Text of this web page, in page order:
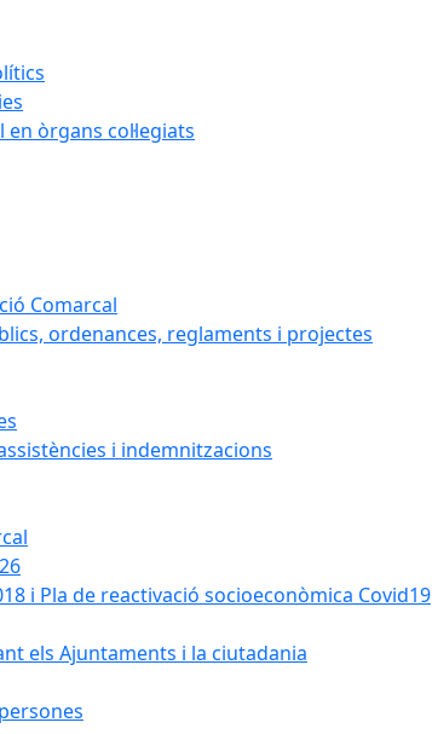
òrgans col·legiats
Comarcal
ordenances, reglaments i projectes
i indemnitzacions
i Pla de reactivació socioeconòmica Covid19
els Ajuntaments i la ciutadania